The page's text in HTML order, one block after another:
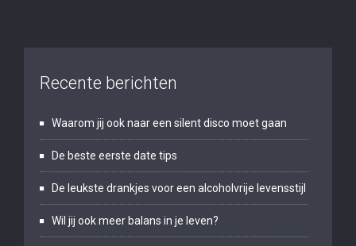
Recente berichten
Waarom jij ook naar een silent disco moet gaan
De beste eerste date tips
De leukste drankjes voor een alcoholvrije levensstijl
Wil jij ook meer balans in je leven?